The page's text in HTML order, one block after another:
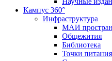
Кампус 360°
Инфраструктура
МАИ
Общежития
Библиотека
Точки питания